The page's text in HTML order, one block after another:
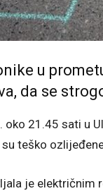
u
da se
oko 21.45 sati u
teško
je električnim